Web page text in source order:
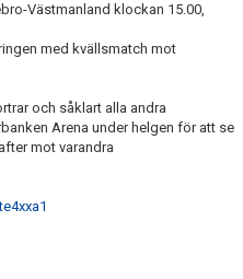
Västmanland klockan 15.00,
med kvällsmatch mot
och såklart alla andra
Arena under helgen för att se
mot varandra